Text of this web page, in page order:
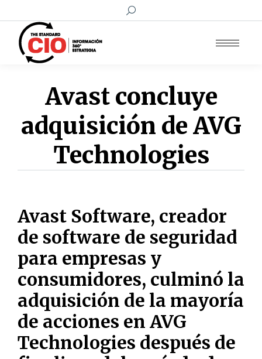
Buscar:
Avast concluye
adquisición de AVG
Technologies
Avast Software, creador
de software de seguridad
para empresas y
consumidores, culminó la
adquisición de la mayoría
de acciones en AVG
Technologies después de